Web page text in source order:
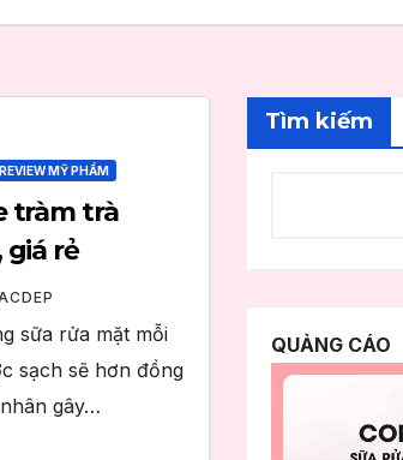
REVIEW MỸ PHẨM
tràm trà
giá rẻ
sữa rửa mặt mỗi
sạch sẽ hơn đồng
gây…
Tìm kiếm
QUẢNG CÁO